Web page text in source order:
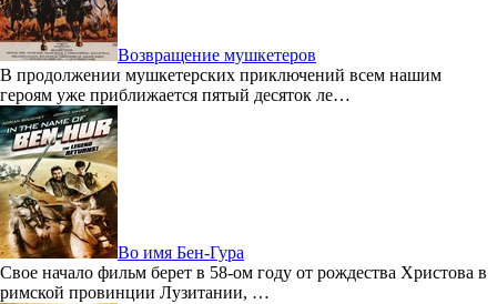
Возвращение мушкетеров
В продолжении мушкетерских приключений всем нашим
героям уже приближается пятый десяток ле…
Во имя Бен-Гура
Свое начало фильм берет в 58-ом году от рождества Христова в
римской провинции Лузитании, …